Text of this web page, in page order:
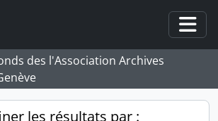
des l'Association Archives
les résultats par :